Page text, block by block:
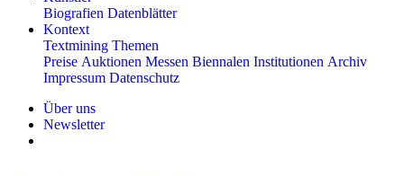
Biografien Datenblätter
Kontext
Textmining Themen
Preise Auktionen Messen Biennalen Institutionen Archiv
Impressum Datenschutz
Über uns
Newsletter